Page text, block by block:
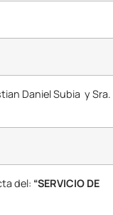
Daniel Subia y Sra.
del: “SERVICIO DE